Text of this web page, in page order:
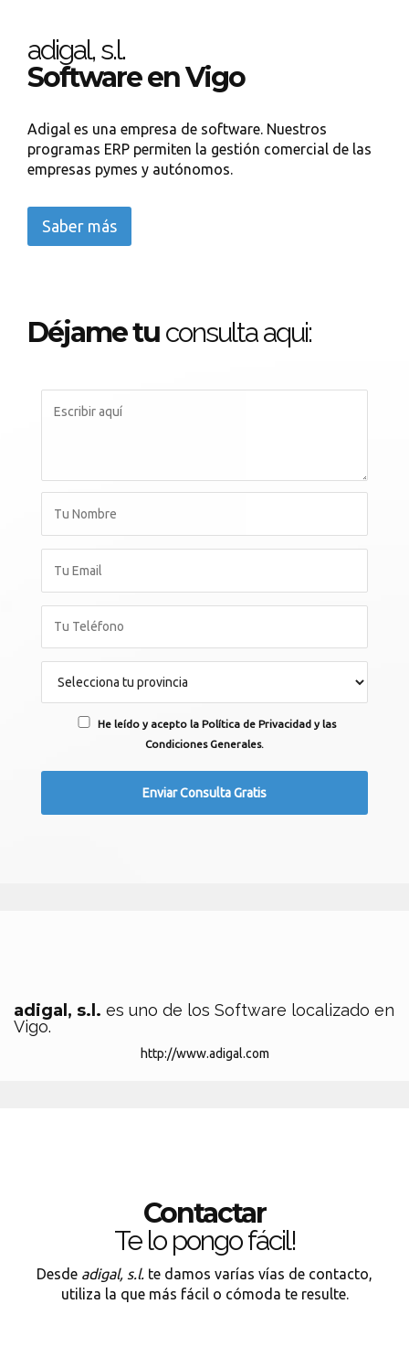
adigal, s.l.
Software en Vigo
Adigal es una empresa de software. Nuestros
programas ERP permiten la gestión comercial de las
empresas pymes y autónomos.
Saber más
Déjame tu consulta aqui:
He leído y acepto la Política de Privacidad y las
Condiciones Generales.
adigal, s.l. es uno de los Software localizado en
Vigo.
http://www.adigal.com
Contactar
Te lo pongo fácil!
Desde adigal, s.l. te damos varías vías de contacto,
utiliza la que más fácil o cómoda te resulte.